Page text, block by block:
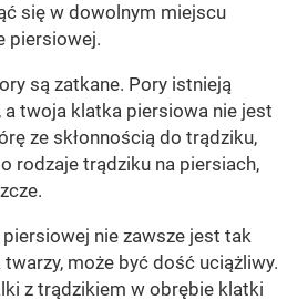
się w dowolnym miejscu
piersiowej.
są zatkane. Pory istnieją
a twoja klatka piersiowa nie jest
ze skłonnością do trądziku,
rodzaje trądziku na piersiach,
nie zawsze jest tak
może być dość uciążliwy.
z trądzikiem w obrębie klatki